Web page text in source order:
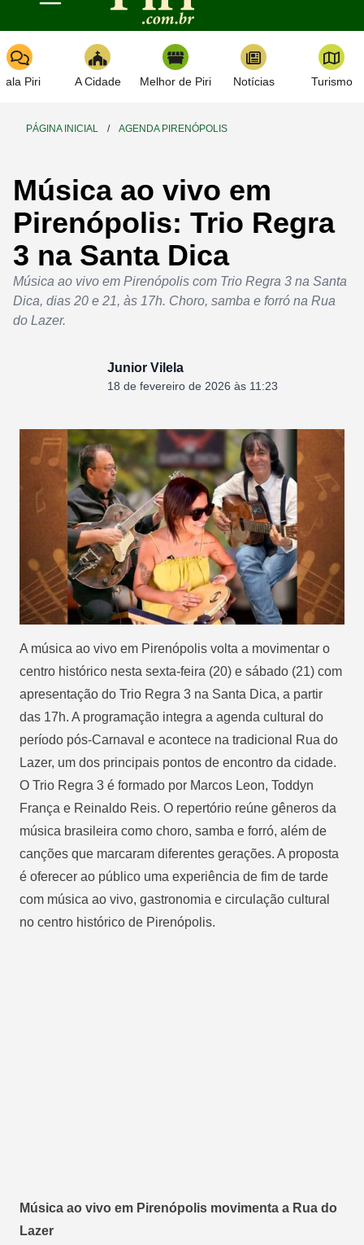
Toggle navigation
Piri A Cidade Melhor de Piri Notícias Turismo
PÁGINA INICIAL / AGENDA PIRENÓPOLIS
Música ao vivo em
Pirenópolis: Trio Regra
3 na Santa Dica
Música ao vivo em Pirenópolis com Trio Regra 3 na Santa
Dica, dias 20 e 21, às 17h. Choro, samba e forró na Rua
do Lazer.
Junior Vilela
18 de fevereiro de 2026 às 11:23
A música ao vivo em Pirenópolis volta a movimentar o
centro histórico nesta sexta-feira (20) e sábado (21) com
apresentação do Trio Regra 3 na Santa Dica, a partir
das 17h. A programação integra a agenda cultural do
período pós-Carnaval e acontece na tradicional Rua do
Lazer, um dos principais pontos de encontro da cidade.
O Trio Regra 3 é formado por Marcos Leon, Toddyn
França e Reinaldo Reis. O repertório reúne gêneros da
música brasileira como choro, samba e forró, além de
canções que marcaram diferentes gerações. A proposta
é oferecer ao público uma experiência de fim de tarde
com música ao vivo, gastronomia e circulação cultural
no centro histórico de Pirenópolis.
Música ao vivo em Pirenópolis movimenta a Rua do
Lazer